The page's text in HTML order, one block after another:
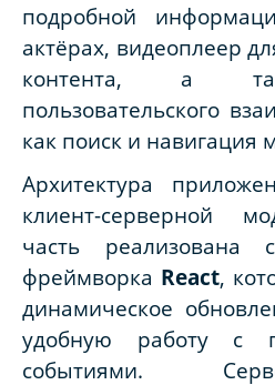
подробной
актёрах, видеоплеер
контента, а
пользовательского
как поиск и навигация
Архитектура
клиент-серверной
часть реализована
фреймворка React,
динамическое
удобную работу с
событиями.